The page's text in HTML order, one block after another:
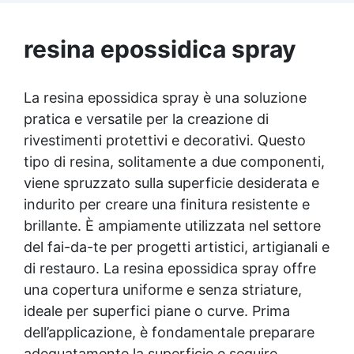
ringhiere, cancelli, macchinari, tubazioni,
lamiere e strutture metalliche Manutenzione
officina Pre-trattamento di superfici prima
della verniciatura o zincatura Ideale per
interventi di manutenzione e restauro di
superfici arrugginite 🧰 Modalità d’uso
Rimuovere ruggine sciolta, polvere e grasso
con spazzola o carta abrasiva. Agitare bene
la bomboletta prima dell’uso. Spruzzare uno
strato uniforme sulla superficie asciutta o
leggermente umida. Lasciare reagire e
asciugare per almeno 3 ore prima di
verniciare. Conservare a temperatura
ambiente, lontano da fiamme o calore
diretto. 🧠 Consigli dell’esperto Non
rimuovere completamente la ruggine: il
prodotto agisce solo sul materiale ossidato.
Dopo la reazione, è possibile verniciare
compatibili con LED e UV, perfetta anche per
resina epossidica spray
La resina epossidica spray è una soluzione
pratica e versatile per la creazione di
rivestimenti protettivi e decorativi. Questo
tipo di resina, solitamente a due componenti,
viene spruzzato sulla superficie desiderata e
indurito per creare una finitura resistente e
brillante. È ampiamente utilizzata nel settore
del fai-da-te per progetti artistici, artigianali e
di restauro. La resina epossidica spray offre
una copertura uniforme e senza striature,
ideale per superfici piane o curve. Prima
dell’applicazione, è fondamentale preparare